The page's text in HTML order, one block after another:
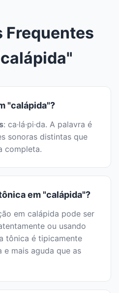
Frequentes
"calápida"?
: ca·lá·pi·da. A palavra é
sonoras distintas que
completa.
em "calápida"?
em calápida pode ser
ou usando
tônica é tipicamente
e mais aguda que as